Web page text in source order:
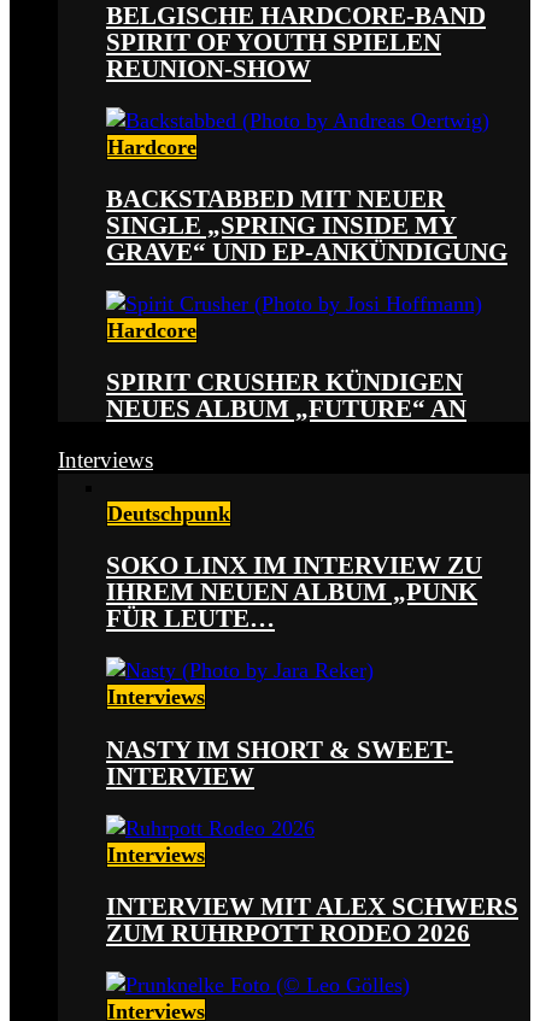
BELGISCHE HARDCORE-BAND
SPIRIT OF YOUTH SPIELEN
REUNION-SHOW
Hardcore
BACKSTABBED MIT NEUER
SINGLE „SPRING INSIDE MY
GRAVE“ UND EP-ANKÜNDIGUNG
Hardcore
SPIRIT CRUSHER KÜNDIGEN
NEUES ALBUM „FUTURE“ AN
Interviews
Deutschpunk
SOKO LINX IM INTERVIEW ZU
IHREM NEUEN ALBUM „PUNK
FÜR LEUTE…
Interviews
NASTY IM SHORT & SWEET-
INTERVIEW
Interviews
INTERVIEW MIT ALEX SCHWERS
ZUM RUHRPOTT RODEO 2026
Interviews